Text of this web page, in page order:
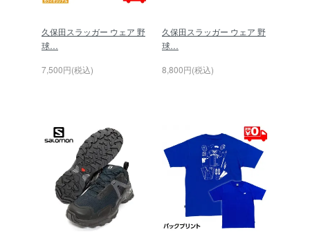
久保田スラッガー ウェア 野
球…
7,500円(税込)
久保田スラッガー ウェア 野
球…
8,800円(税込)